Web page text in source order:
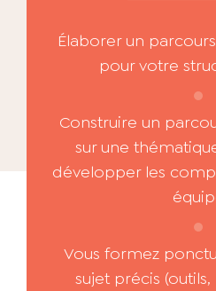
Élaborer un
pour votre
Construire un
sur une
développer les
Vous formez
sujet précis